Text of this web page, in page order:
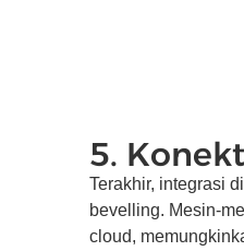
5.
Terakhir, integrasi
bevelling. Mesin-
cloud,